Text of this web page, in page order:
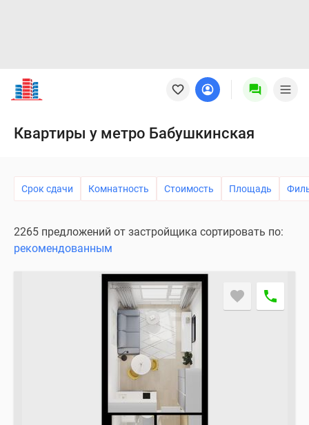
Новостройки
Квартиры
Новостройки
Москвы
Подмосковья
Новостройки
Москвы
новостройки
Квартиры у метро Бабушкинская
Срок сдачи Комнатность Стоимость Площадь
2265 предложений от застройщика сортировать по:
рекомендованным